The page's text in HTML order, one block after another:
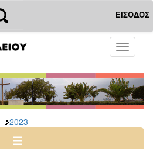
ΕΙΣΟΔΟΣ
Toggle
2023